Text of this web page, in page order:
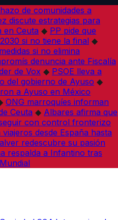
de comunidades a
discute estrategias para
en Ceuta ◆ PP pide que
si no tiene la final ◆
si no elimina
denuncia ante Fiscalía
de Vox ◆ PSOE lleva a
del gobierno de Ayuso ◆
a Ayuso en México
ONG marroquíes informan
Ceuta ◆ Albares afirma que
con control fronterizo
desde España hasta
redescubre su pasión
respalda a Infantino tras